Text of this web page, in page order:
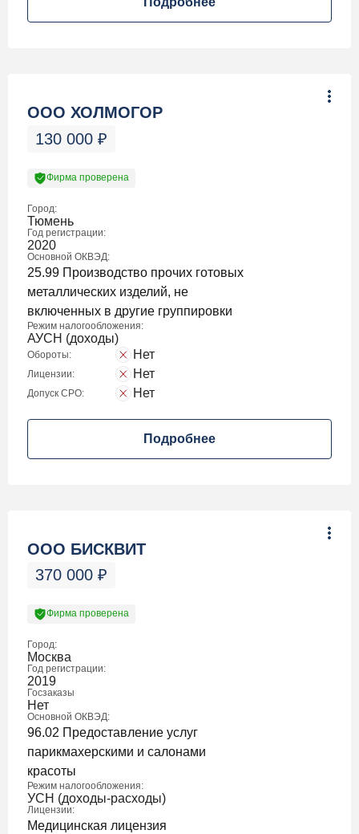
ООО ХОЛМОГОР
130 000 ₽
Фирма проверена
Город:
Тюмень
Год регистрации:
2020
Основной ОКВЭД:
25.99 Производство прочих готовых
металлических изделий, не
включенных в другие группировки
Режим налогообложения:
АУСН (доходы)
Обороты: Нет
Лицензии: Нет
Допуск СРО: Нет
Подробнее
ООО БИСКВИТ
370 000 ₽
Фирма проверена
Город:
Москва
Год регистрации:
2019
Госзаказы
Нет
Основной ОКВЭД:
96.02 Предоставление услуг
парикмахерскими и салонами
красоты
Режим налогообложения:
УСН (доходы-расходы)
Лицензии:
Медицинская лицензия